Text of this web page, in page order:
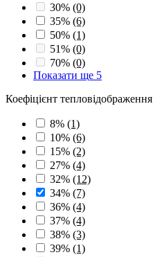
30% (0)
35% (6)
50% (1)
51% (0)
70% (0)
Показати ще 5
Коефіцієнт тепловідображення
8% (1)
10% (6)
15% (2)
27% (4)
32% (12)
34% (7)
36% (4)
37% (4)
38% (3)
39% (1)